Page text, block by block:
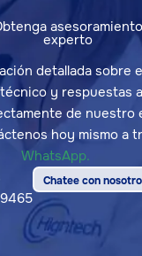
asesoramiento
experto
detallada sobre
y respuestas
de nuestro
hoy mismo a
WhatsApp.
Chatee con